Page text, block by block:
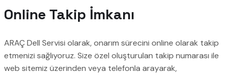
Online Takip İmkanı
ARAÇ Dell Servisi olarak, onarım sürecini online olarak takip
etmenizi sağlıyoruz. Size özel oluşturulan takip numarası ile
web sitemiz üzerinden veya telefonla arayarak,